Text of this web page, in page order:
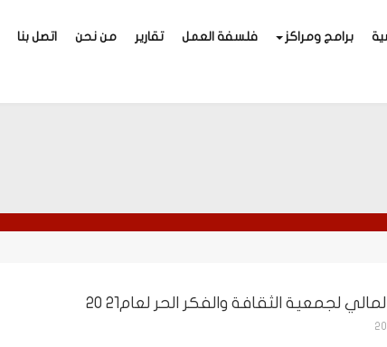
برامج ومراكز فلسفة العمل تقارير من نحن اتصل بنا
المالي لجمعية الثقافة والفكر الحر لعام21 20